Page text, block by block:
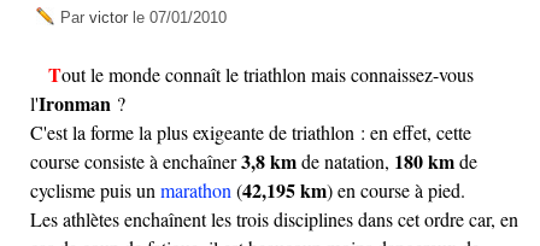
Par victor le 07/01/2010
Tout le monde connaît le triathlon mais connaissez-vous
l'Ironman ?
C'est la forme la plus exigeante de triathlon : en effet, cette
course consiste à enchaîner3,8 kmde natation, 180 kmde
cyclisme puis un marathon (42,195 km) en course à pied.
Les athlètes enchaînent les trois disciplines dans cet ordre car, en